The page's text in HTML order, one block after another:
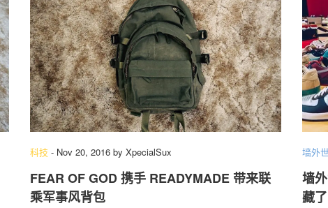
科技 - Nov 20, 2016 by XpecialSux
FEAR OF GOD 携手 READYMADE 带来联
乘军事风背包
墙外
墙
藏